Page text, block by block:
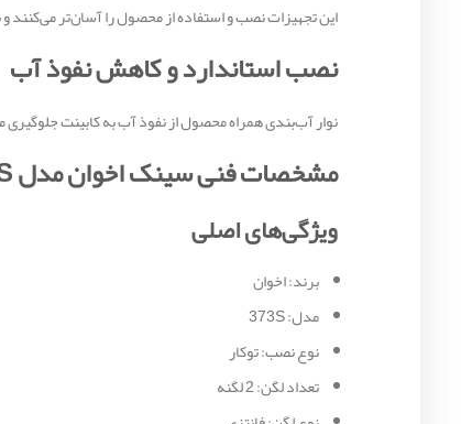
این تجهیزات نصب و استفاده از محصول را آسان‌تر می‌کنند
نصب استاندارد و کاهش نفوذ آب
نوار آب‌بندی همراه محصول از نفوذ آب به کابینت
مشخصات فنی سینک اخوان مدل 373S
ویژگی‌های اصلی
برند: اخوان
مدل: 373S
نوع نصب: توکار
تعداد لگن: 2 لگنه